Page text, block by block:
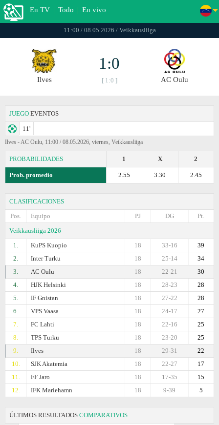
En TV | Todo | En vivo
11:00 / 08.05.2026 / Veikkausliiga
Ilves
1:0
[ 1:0 ] AC Oulu
JUEGO EVENTOS
11'
Ilves - AC Oulu, 11:00 / 08.05.2026, viernes, Veikkausliiga
PROBABILIDADES 2
X
1
Prob. promedio 2.45
3.30
2.55
CLASIFICACIONES
Pos.
Equipo Pt.
DG
PJ
Veikkausliiga 2026
1.
KuPS Kuopio 39
33-16
18
2.
Inter Turku 34
25-14
18
3.
AC Oulu 30
22-21
18
4.
HJK Helsinki 28
28-23
18
5.
IF Gnistan 28
27-22
18
6.
VPS Vaasa 27
24-17
18
7.
FC Lahti 25
22-16
18
8.
TPS Turku 25
23-20
18
9.
Ilves 22
29-31
18
10.
SJK Akatemia 17
22-27
18
11.
FF Jaro 15
17-35
18
12.
IFK Mariehamn 5
9-39
18
ÚLTIMOS RESULTADOS COMPARATIVOS